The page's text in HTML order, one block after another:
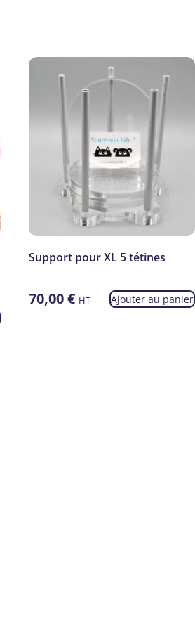
Support pour XL 5 tétines
70,00€ HT Ajouter au panier